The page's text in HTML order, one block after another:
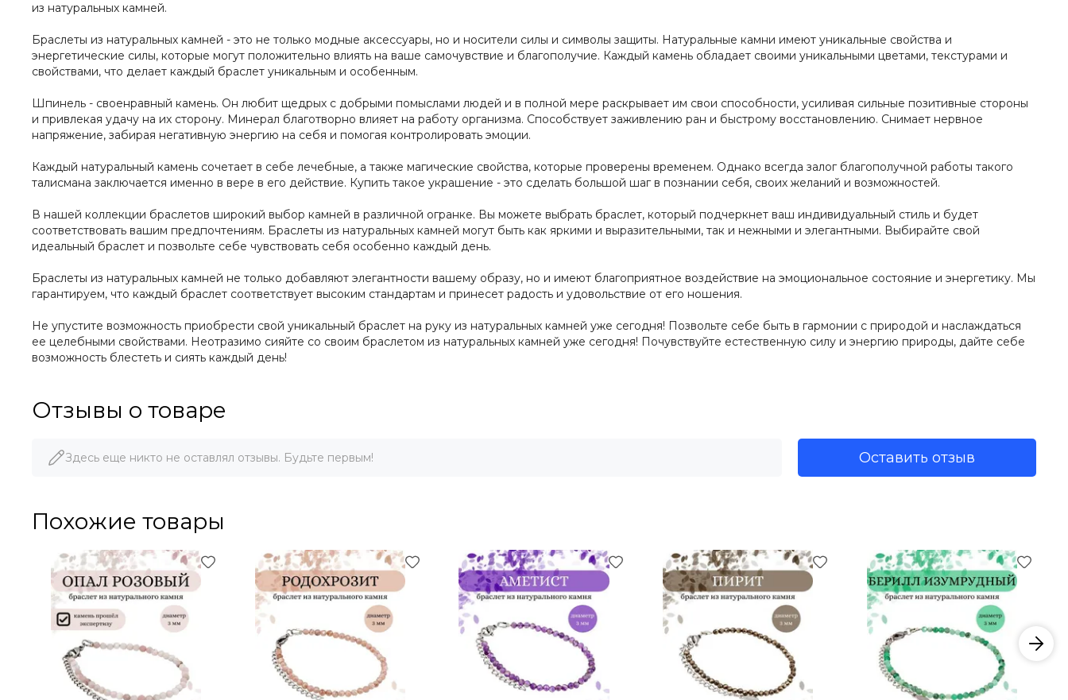
из натуральных камней.
Браслеты из натуральных камней - это не только модные аксессуары, но и носители силы и символы защиты. Натуральные камни имеют уникальные свойства и
энергетические силы, которые могут положительно влиять на ваше самочувствие и благополучие. Каждый камень обладает своими уникальными цветами, текстурами и
свойствами, что делает каждый браслет уникальным и особенным.
Шпинель - своенравный камень. Он любит щедрых с добрыми помыслами людей и в полной мере раскрывает им свои способности, усиливая сильные позитивные стороны
и привлекая удачу на их сторону. Минерал благотворно влияет на работу организма. Способствует заживлению ран и быстрому восстановлению. Снимает нервное
напряжение, забирая негативную энергию на себя и помогая контролировать эмоции.
Каждый натуральный камень сочетает в себе лечебные, а также магические свойства, которые проверены временем. Однако всегда залог благополучной работы такого
талисмана заключается именно в вере в его действие. Купить такое украшение - это сделать большой шаг в познании себя, своих желаний и возможностей.
В нашей коллекции браслетов широкий выбор камней в различной огранке. Вы можете выбрать браслет, который подчеркнет ваш индивидуальный стиль и будет
соответствовать вашим предпочтениям. Браслеты из натуральных камней могут быть как яркими и выразительными, так и нежными и элегантными. Выбирайте свой
идеальный браслет и позвольте себе чувствовать себя особенно каждый день.
Браслеты из натуральных камней не только добавляют элегантности вашему образу, но и имеют благоприятное воздействие на эмоциональное состояние и энергетику. Мы
гарантируем, что каждый браслет соответствует высоким стандартам и принесет радость и удовольствие от его ношения.
Не упустите возможность приобрести свой уникальный браслет на руку из натуральных камней уже сегодня! Позвольте себе быть в гармонии с природой и наслаждаться
ее целебными свойствами. Неотразимо сияйте со своим браслетом из натуральных камней уже сегодня! Почувствуйте естественную силу и энергию природы, дайте себе
возможность блестеть и сиять каждый день!
Отзывы о товаре
Здесь еще никто не оставлял отзывы. Будьте первым! Оставить отзыв
Похожие товары